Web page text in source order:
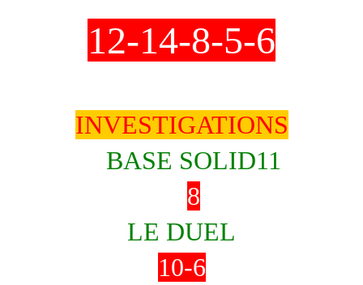
12-14-8-5-6
INVESTIGATIONS
BASE SOLID11
8
LE DUEL
10-6